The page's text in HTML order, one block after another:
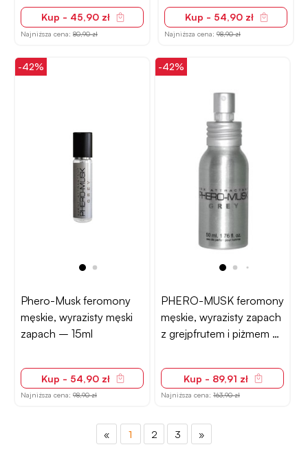
Kup - 45,90 zł
Najniższa cena: 80,90 zł
Kup - 54,90 zł
Najniższa cena: 98,90 zł
-42%
Phero-Musk feromony
męskie, wyrazisty męski
zapach – 15ml
Kup - 54,90 zł
Najniższa cena: 98,90 zł
-42%
PHERO-MUSK feromony
męskie, wyrazisty zapach
z grejpfrutem i piżmem –
Kup - 89,91 zł
Najniższa cena: 163,90 zł
« 1 2 3 »